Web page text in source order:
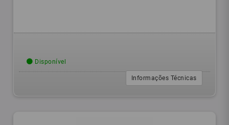
Disponível
Informações Técnicas